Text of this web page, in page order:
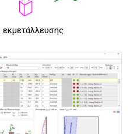
εκμετάλλευσης